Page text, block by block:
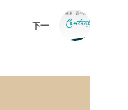
下一